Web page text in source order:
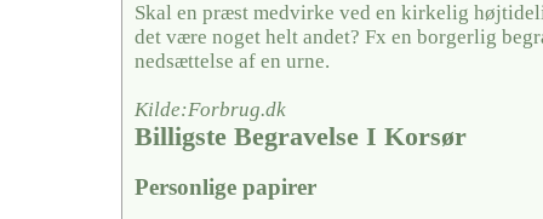
Skal en præst medvirke ved en kirkelig
det være noget helt andet? Fx en borgerlig
nedsættelse af en urne.
Kilde:Forbrug.dk
Billigste Begravelse I Korsør
Personlige papirer